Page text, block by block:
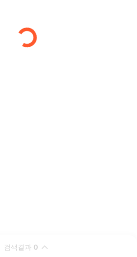
검색결과 0